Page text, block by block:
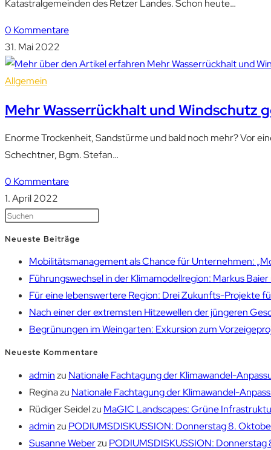
Katastralgemeinden des Retzer Landes. Schon heute…
0 Kommentare
31. Mai 2022
Allgemein
Mehr Wasserrückhalt und Windschutz
Enorme Trockenheit, Sandstürme und bald noch mehr? Vor
Schechtner, Bgm. Stefan…
0 Kommentare
1. April 2022
Neueste Beiträge
Mobilitätsmanagement als Chance für Unternehmen:
Führungswechsel in der Klimamodellregion: Markus
Für eine lebenswertere Region: Drei Zukunfts-Projekte
Nach einer der extremsten Hitzewellen der jüngeren
Begrünungen im Weingarten: Exkursion zum
Neueste Kommentare
adminzu Nationale Fachtagung der Klimawandel-
Reginazu Nationale Fachtagung der Klimawandel-
Rüdiger Seidelzu MaGIC Landscapes: Grüne
adminzu PODIUMSDISKUSSION: Donnerstag 8.
Susanne Weberzu PODIUMSDISKUSSION: Donnerstag